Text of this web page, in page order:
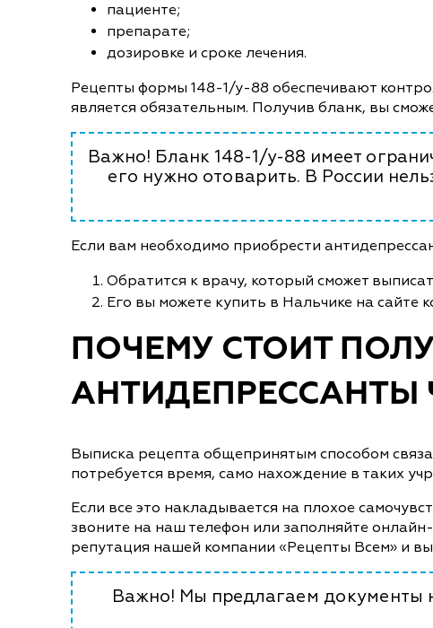
пациенте;
препарате;
дозировке и сроке лечения.
Рецепты формы 148-1/у-88 обеспечивают
является обязательным. Получив бланк, вы
Важно! Бланк 148-1/у-88 имеет
его нужно отоварить. В России
Если вам необходимо приобрести
Обратится к врачу, который сможет
Его вы можете купить в Нальчике на сайте
ПОЧЕМУ СТОИТ
АНТИДЕПРЕССАНТЫ
Выписка рецепта общепринятым способом
потребуется время, само нахождение в таких
Если все это накладывается на плохое
звоните на наш телефон или заполняйте
репутация нашей компании «Рецепты Всем» и
Важно! Мы предлагаем документы